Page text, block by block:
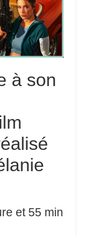
à son
et 55 min